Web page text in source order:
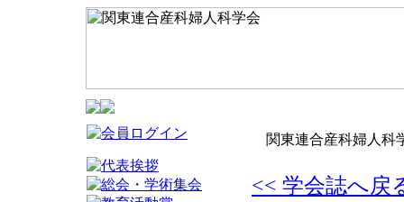
関東連合産科婦人科
<< 学会誌へ戻